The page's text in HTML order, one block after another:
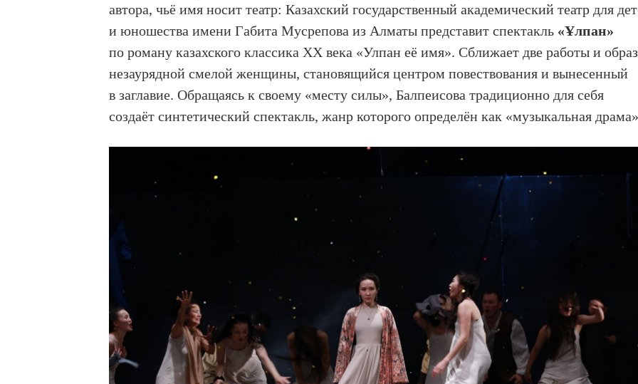
автора, чьё имя носит театр: Казахский государственный академический театр для
и юношества имени Габита Мусрепова из Алматы представит спектакль «Ұлпан»
по роману казахского классика ХХ века «Улпан её имя». Сближает две работы и образ
незаурядной смелой женщины, становящийся центром повествования и вынесенный
в заглавие. Обращаясь к своему «месту силы», Балпеисова традиционно для себя
создаёт синтетический спектакль, жанр которого определён как «музыкальная